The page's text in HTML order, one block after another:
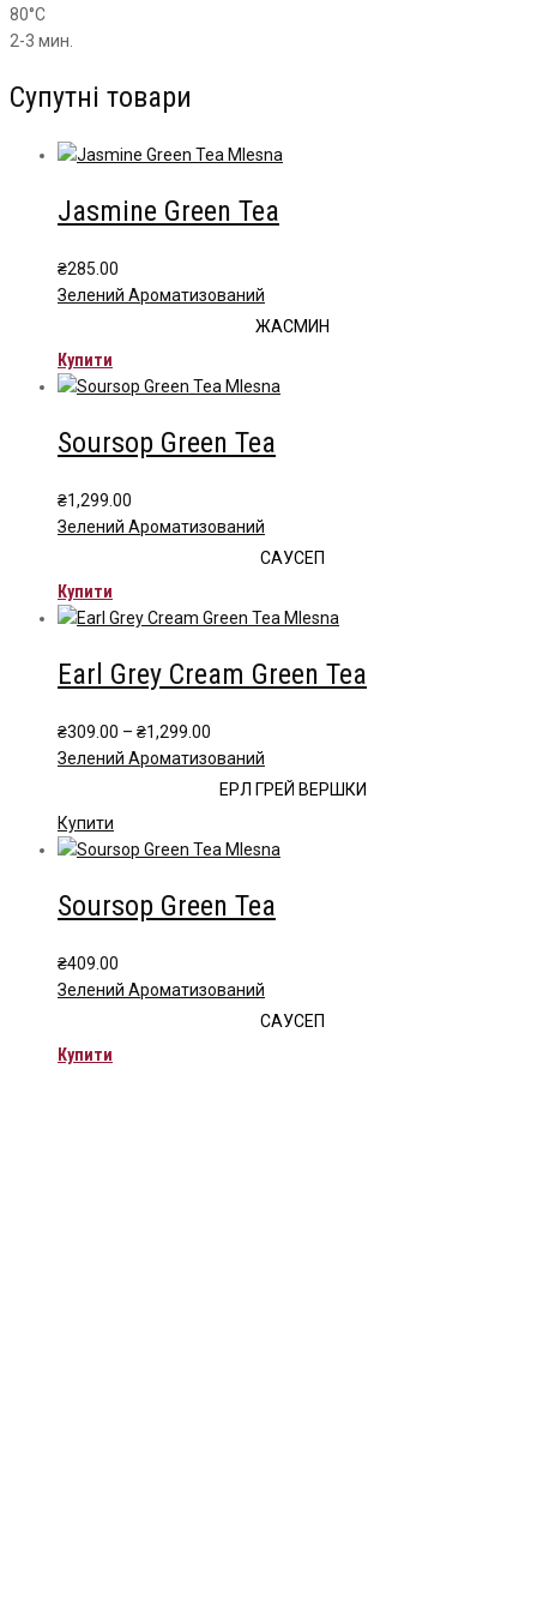
80°С
2-3 мин.
Супутні товари
Jasmine Green Tea
₴285.00
Зелений Ароматизований
ЖАСМИН
Купити
Soursop Green Tea
₴1,299.00
Зелений Ароматизований
САУСЕП
Купити
Earl Grey Cream Green Tea
₴309.00 – ₴1,299.00
range:
₴309.00
Зелений Ароматизований
ЕРЛ ГРЕЙ ВЕРШКИ
Купити
товар
кілька
варіантів.
Параметри
можна
Soursop Green Tea
₴409.00
Зелений Ароматизований
САУСЕП
Купити